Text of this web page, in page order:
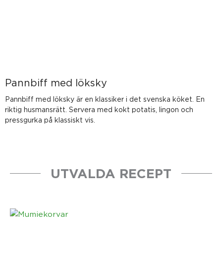
Pannbiff med löksky
Pannbiff med löksky är en klassiker i det svenska köket. En
riktig husmansrätt. Servera med kokt potatis, lingon och
pressgurka på klassiskt vis.
UTVALDA RECEPT